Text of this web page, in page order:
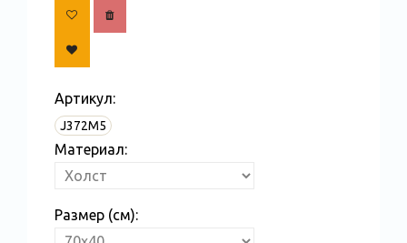
Артикул:
J372M5
Материал:
Размер (см):